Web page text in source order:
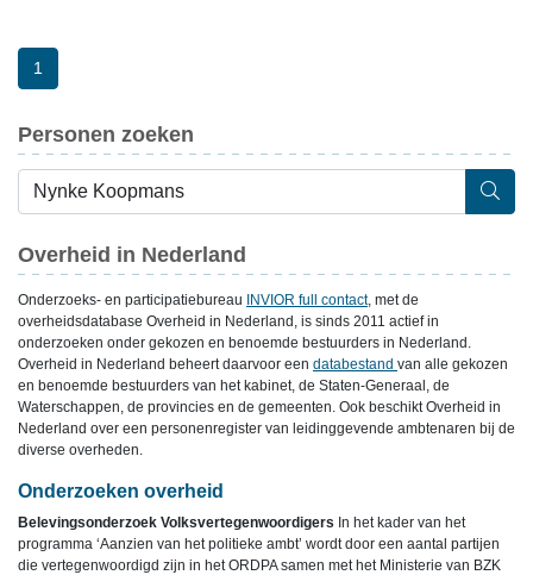
1
Personen zoeken
Overheid in Nederland
Onderzoeks- en participatiebureau INVIOR full contact, met de
overheidsdatabase Overheid in Nederland, is sinds 2011 actief in
onderzoeken onder gekozen en benoemde bestuurders in Nederland.
Overheid in Nederland beheert daarvoor een databestand van alle gekozen
en benoemde bestuurders van het kabinet, de Staten-Generaal, de
Waterschappen, de provincies en de gemeenten. Ook beschikt Overheid in
Nederland over een personenregister van leidinggevende ambtenaren bij de
diverse overheden.
Onderzoeken overheid
Belevingsonderzoek Volksvertegenwoordigers In het kader van het
programma ‘Aanzien van het politieke ambt’ wordt door een aantal partijen
die vertegenwoordigd zijn in het ORDPA samen met het Ministerie van BZK